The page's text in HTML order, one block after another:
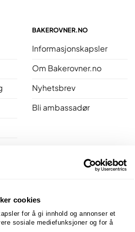
cookies
for å gi innhold og annonser et
sosiale mediefunksjoner og for å
BAKEROVNER.NO
Informasjonskapsler
Om Bakerovner.no
Nyhetsbrev
Bli ambassadør
medlem av Norsk Varme